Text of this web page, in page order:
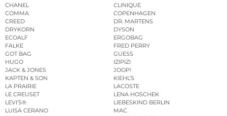
CHANEL
CLINIQUE
COMMA
COPENHAGEN
CREED
DR. MARTENS
DRYKORN
DYSON
ECOALF
ERGOBAG
FALKE
FRED PERRY
GOT BAG
GUESS
HUGO
IZIPIZI
JACK & JONES
JOOP!
KAPTEN & SON
KIEHL’S
LA PRAIRIE
LACOSTE
LE CREUSET
LENA HOSCHEK
LEVI’S®
LIEBESKIND BERLIN
LUISA CERANO
MAC